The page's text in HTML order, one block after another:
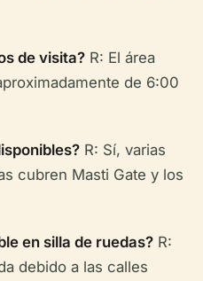
de visita? R: El área
de 6:00
R: Sí, varias
cubren Masti Gate y los
en silla de ruedas? R:
debido a las calles